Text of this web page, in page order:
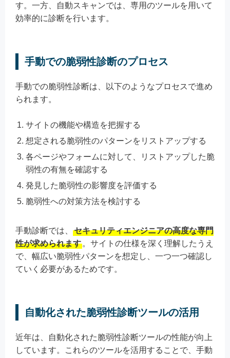
す。一方、自動スキャンでは、専用のツールを用いて
効率的に診断を行います。
手動での脆弱性診断のプロセス
手動での脆弱性診断は、以下のようなプロセスで進め
られます。
サイトの機能や構造を把握する
想定される脆弱性のパターンをリストアップする
各ページやフォームに対して、リストアップした脆
弱性の有無を確認する
発見した脆弱性の影響度を評価する
脆弱性への対策方法を検討する
手動診断では、
セキュリティエンジニアの高度な専門
性が求められます 。サイトの仕様を深く理解したうえ
で、幅広い脆弱性パターンを想定し、一つ一つ確認し
ていく必要があるためです。
自動化された脆弱性診断ツールの活用
近年は、自動化された脆弱性診断ツールの性能が向上
しています。これらのツールを活用することで、手動